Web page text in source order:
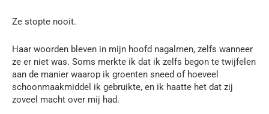
Ze stopte nooit.
Haar woorden bleven in mijn hoofd nagalmen, zelfs wanneer
ze er niet was. Soms merkte ik dat ik zelfs begon te twijfelen
aan de manier waarop ik groenten sneed of hoeveel
schoonmaakmiddel ik gebruikte, en ik haatte het dat zij
zoveel macht over mij had.